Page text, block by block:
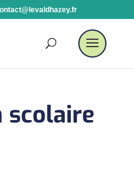
scolaire